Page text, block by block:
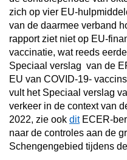
zich op vier EU-
van de daarmee verband
rapport ziet niet op EU-
vaccinatie, wat reeds
Speciaal verslag van de
EU van COVID-19-
vult het Speciaal verslag
verkeer in de context van
2022, zie ook ditECER-
naar de controles aan de
Schengengebied tijdens